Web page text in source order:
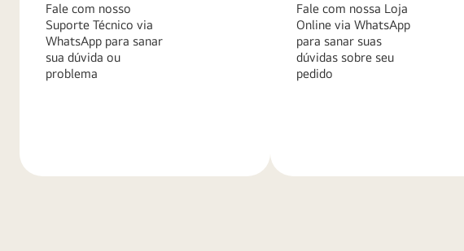
Fale com nosso
Suporte Técnico via
WhatsApp para sanar
sua dúvida ou
problema
Fale com nossa Loja
Online via WhatsApp
para sanar suas
dúvidas sobre seu
pedido